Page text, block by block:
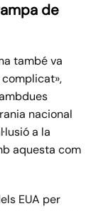
de
també va
nacional
a la
aquesta com
EUA per